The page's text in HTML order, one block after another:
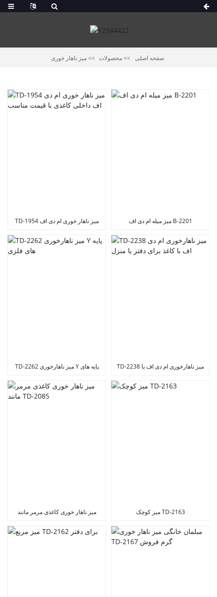
صفحه اصلی محصولات میز ناهار خوری
TD-1954 میز ناهار خوری ام دی اف
میز میله ام دی اف B-2201
TD-2262 میز ناهارخوری Y پایه های
TD-2238 میز ناهارخوری ام دی اف با
میز ناهار خوری کاغذی مرمر مانند
میز کوچک TD-2163